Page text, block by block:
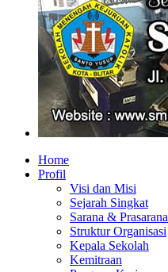
Home
Profil
Visi dan Misi
Sejarah Singkat
Sarana & Prasarana
Struktur Organisasi
Kepala Sekolah
Kemitraan